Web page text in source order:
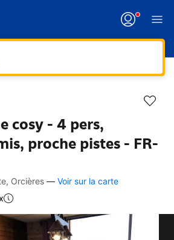
cosy - 4 pers,
proche pistes - FR-
Orcières — Voir sur la carte